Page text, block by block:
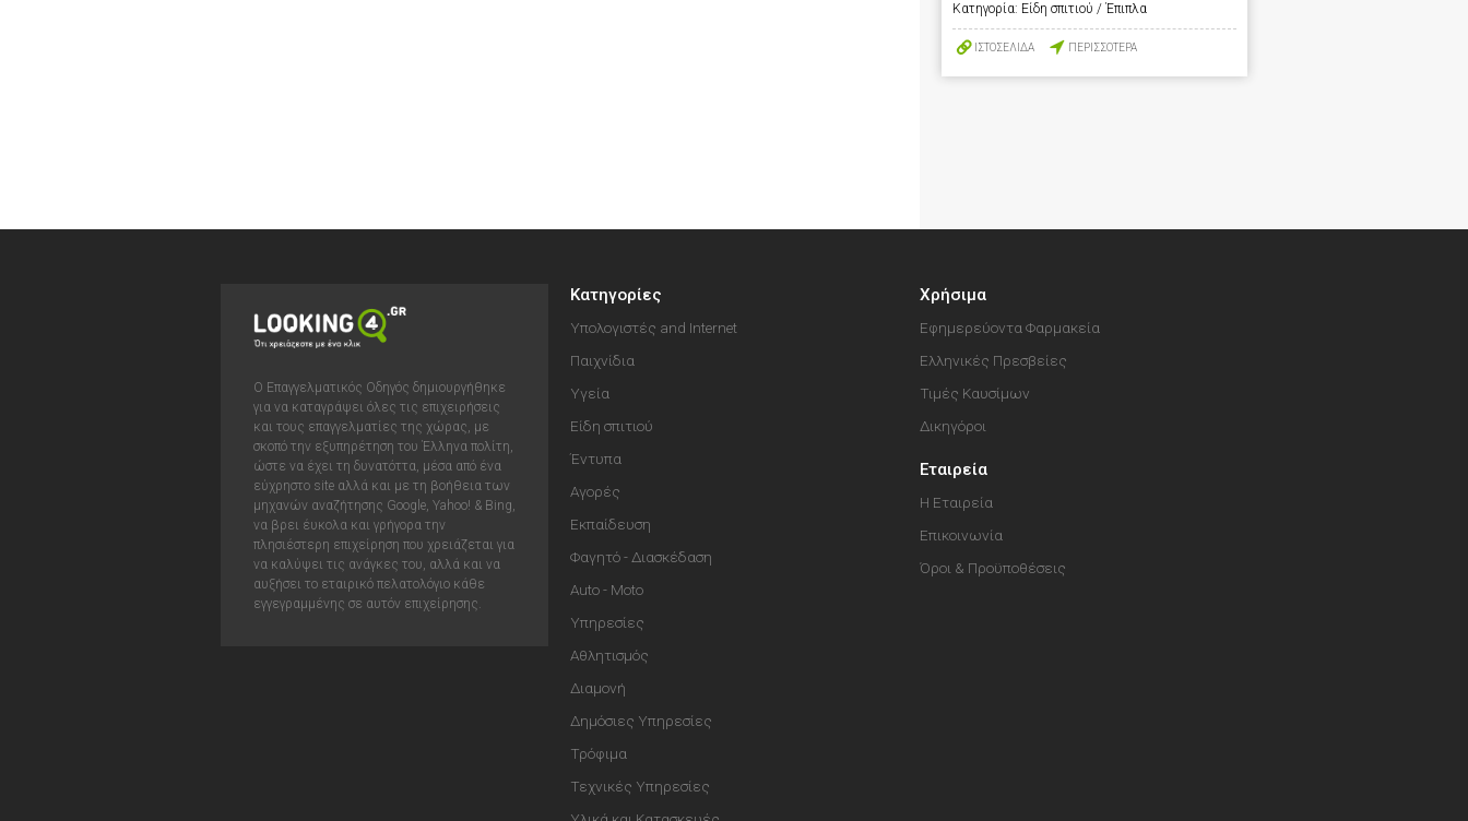
Κατηγορία: Είδη σπιτιού / Έπιπλα
ΙΣΤΟΣΕΛΙΔΑ ΠΕΡΙΣΣΟΤΕΡΑ
Ο Επαγγελματικός Οδηγός δημιουργήθηκε
για να καταγράψει όλες τις επιχειρήσεις
και τους επαγγελματίες της χώρας, με
σκοπό την εξυπηρέτηση του Έλληνα πολίτη,
ώστε να έχει τη δυνατόττα, μέσα από ένα
εύχρηστο site αλλά και με τη βοήθεια των
μηχανών αναζήτησης Google, Yahoo! & Bing,
να βρει έυκολα και γρήγορα την
πλησιέστερη επιχείρηση που χρειάζεται για
να καλύψει τις ανάγκες του, αλλά και να
αυξήσει το εταιρικό πελατολόγιο κάθε
εγγεγραμμένης σε αυτόν επιχείρησης.
Κατηγορίες
Υπολογιστές and Internet
Παιχνίδια
Υγεία
Είδη σπιτιού
Έντυπα
Αγορές
Εκπαίδευση
Φαγητό - Διασκέδαση
Auto - Moto
Υπηρεσίες
Αθλητισμός
Διαμονή
Δημόσιες Υπηρεσίες
Τρόφιμα
Τεχνικές Υπηρεσίες
Χρήσιμα
Εφημερεύοντα Φαρμακεία
Ελληνικές Πρεσβείες
Τιμές Καυσίμων
Δικηγόροι
Εταιρεία
Η Εταιρεία
Επικοινωνία
Όροι & Προϋποθέσεις